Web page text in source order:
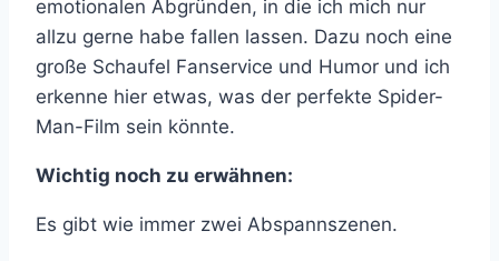
emotionalen Abgründen, in die ich mich nur
allzu gerne habe fallen lassen. Dazu noch eine
große Schaufel Fanservice und Humor und ich
erkenne hier etwas, was der perfekte Spider-
Man-Film sein könnte.
Wichtig noch zu erwähnen:
Es gibt wie immer zwei Abspannszenen.